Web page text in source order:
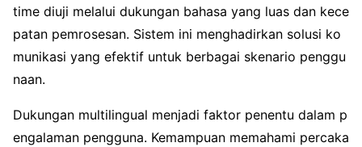
time diuji melalui dukungan bahasa yang luas dan kece
patan pemrosesan. Sistem ini menghadirkan solusi ko
munikasi yang efektif untuk berbagai skenario penggu
naan.
Dukungan multilingual menjadi faktor penentu dalam p
engalaman pengguna. Kemampuan memahami percaka